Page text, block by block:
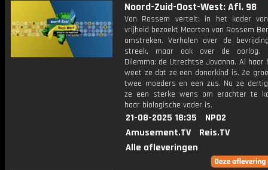
Noord-Zuid-Oost-West: Afl. 98
Van Rossem vertelt: in het kader
vrijheid bezoekt Maarten van Rossem
omstreken. Verhalen over de
streek, maar ook over de oorlog.
Dilemma: de Utrechtse Jovanna. Al haar
weet ze dat ze een donorkind is. Ze
twee moeders en een zus. Nu ze
ze een sterke wens om erachter te
haar biologische vader is.
21-08-2025 18:35
NPO2
Amusement.TV
Reis.TV
Alle afleveringen